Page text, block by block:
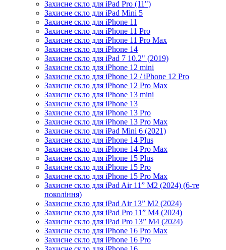
Захисне скло для iPad Pro (11")
Захисне скло для iPad Mini 5
Захисне скло для iPhone 11
Захисне скло для iPhone 11 Pro
Захисне скло для iPhone 11 Pro Max
Захисне скло для iPhone 14
Захисне скло для iPad 7 10.2" (2019)
Захисне скло для iPhone 12 mini
Захисне скло для iPhone 12 / iPhone 12 Pro
Захисне скло для iPhone 12 Pro Max
Захисне скло для iPhone 13 mini
Захисне скло для iPhone 13
Захисне скло для iPhone 13 Pro
Захисне скло для iPhone 13 Pro Max
Захисне скло для iPad Mini 6 (2021)
Захисне скло для iPhone 14 Plus
Захисне скло для iPhone 14 Pro Max
Захисне скло для iPhone 15 Plus
Захисне скло для iPhone 15 Pro
Захисне скло для iPhone 15 Pro Max
Захисне скло для iPad Air 11” M2 (2024) (6-те
покоління)
Захисне скло для iPad Air 13” M2 (2024)
Захисне скло для iPad Pro 11” M4 (2024)
Захисне скло для iPad Pro 13” M4 (2024)
Захисне скло для iPhone 16 Pro Max
Захисне скло для iPhone 16 Pro